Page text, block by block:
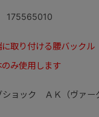
175565010
取り付ける腰バックル
み使用します
ョック ＡＫ（ヴァー